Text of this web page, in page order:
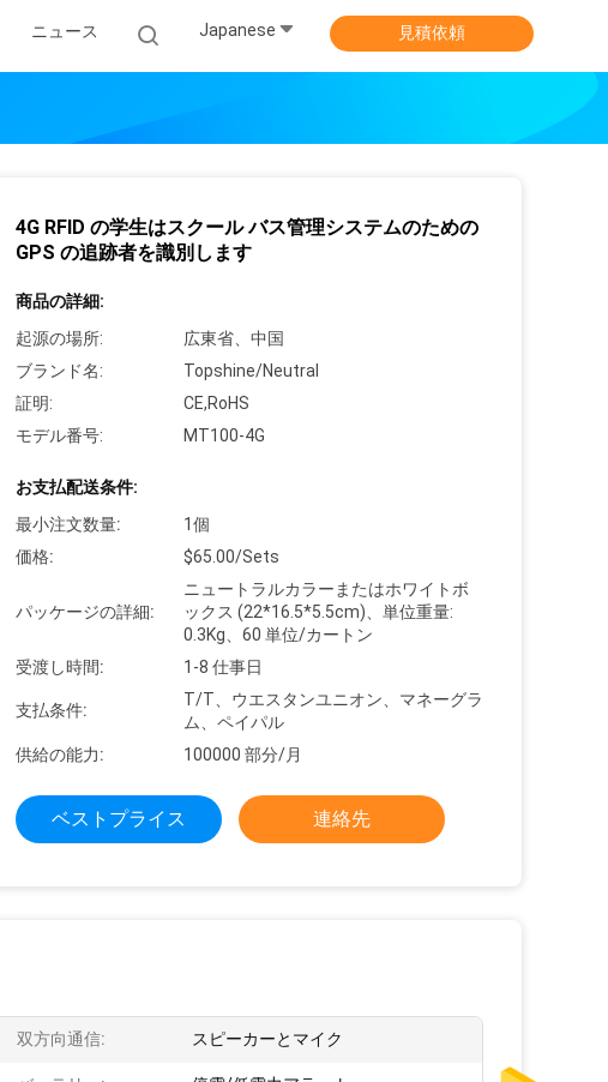
ニュース Japanese 見積依頼
4G RFID の学生はスクール バス管理システムのための
GPS の追跡者を識別します
商品の詳細:
起源の場所:
広東省、中国
ブランド名:
Topshine/Neutral
証明:
CE,RoHS
モデル番号:
MT100-4G
お支払配送条件:
最小注文数量:
1個
価格:
$65.00/Sets
パッケージの詳細:
ニュートラルカラーまたはホワイトボ
ックス (22*16.5*5.5cm)、単位重量:
0.3Kg、60 単位/カートン
受渡し時間:
1-8 仕事日
支払条件:
T/T、ウエスタンユニオン、マネーグラ
ム、ペイパル
供給の能力:
100000 部分/月
ベストプライス 連絡先
双方向通信: スピーカーとマイク